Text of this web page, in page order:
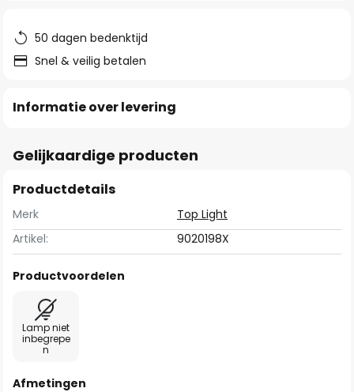
afbeeldingen-
gallerij
50 dagen bedenktijd
Snel & veilig betalen
Informatie over levering
Gelijkaardige producten
Productdetails
Merk
Top Light
Artikel:
9020198X
Productvoordelen
Lamp niet
inbegrepe
n
Afmetingen